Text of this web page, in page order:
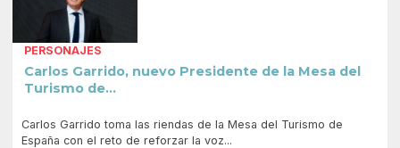
PERSONAJES
Carlos Garrido, nuevo Presidente de la Mesa del
Turismo de...
Carlos Garrido toma las riendas de la Mesa del Turismo de
España con el reto de reforzar la voz...